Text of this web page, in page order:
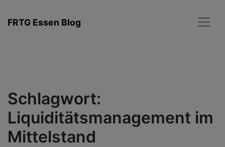
Inhalt
FRTG Essen Blog
Schlagwort:
Liquiditätsmanagement im
Mittelstand